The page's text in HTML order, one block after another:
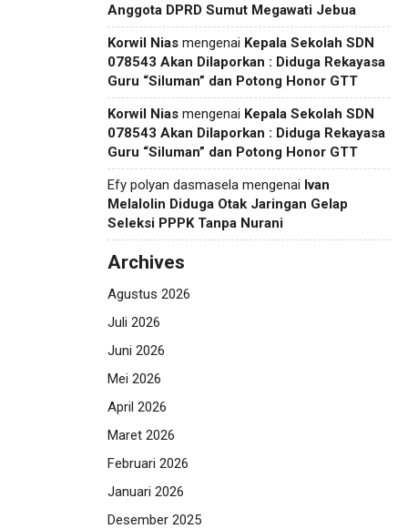
Anggota DPRD Sumut Megawati Jebua
Korwil Nias mengenai Kepala Sekolah SDN
078543 Akan Dilaporkan : Diduga Rekayasa
Guru “Siluman” dan Potong Honor GTT
Korwil Nias mengenai Kepala Sekolah SDN
078543 Akan Dilaporkan : Diduga Rekayasa
Guru “Siluman” dan Potong Honor GTT
Efy polyan dasmasela mengenai Ivan
Melalolin Diduga Otak Jaringan Gelap
Seleksi PPPK Tanpa Nurani
Archives
Agustus 2026
Juli 2026
Juni 2026
Mei 2026
April 2026
Maret 2026
Februari 2026
Januari 2026
Desember 2025